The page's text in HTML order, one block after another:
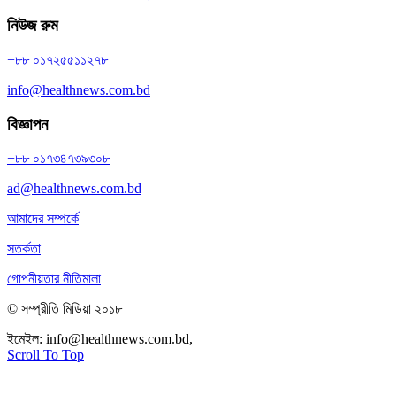
নিউজ রুম
+৮৮ ০১৭২৫৫১১২৭৮
info@healthnews.com.bd
বিজ্ঞাপন
+৮৮ ০১৭৩৪৭৩৯৩০৮
ad@healthnews.com.bd
আমাদের সম্পর্কে
সতর্কতা
গোপনীয়তার নীতিমালা
© সম্প্রীতি মিডিয়া ২০১৮
ইমেইল: info@healthnews.com.bd,
Scroll To Top